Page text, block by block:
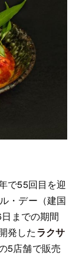
で55回目を迎
・デー（建国
までの期間
発したラクサ
5店舗で販売